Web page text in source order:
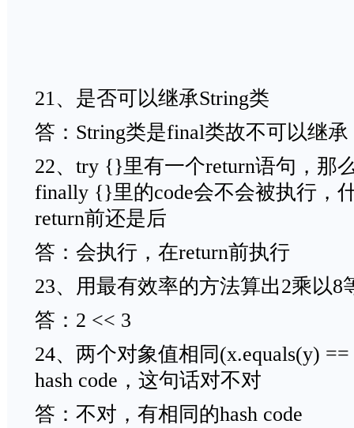
21、是否可以继承String类
答：String类是final类故不可以继承
22、try {}里有一个return语句，那
finally {}里的code会不会被执行，
return前还是后
答：会执行，在return前执行
23、用最有效率的方法算出2乘以8
答：2 << 3
24、两个对象值相同(x.equals(y)
hash code，这句话对不对
答：不对，有相同的hash code